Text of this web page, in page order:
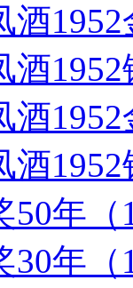
酒
酒
酒
酒
50年（
30年（